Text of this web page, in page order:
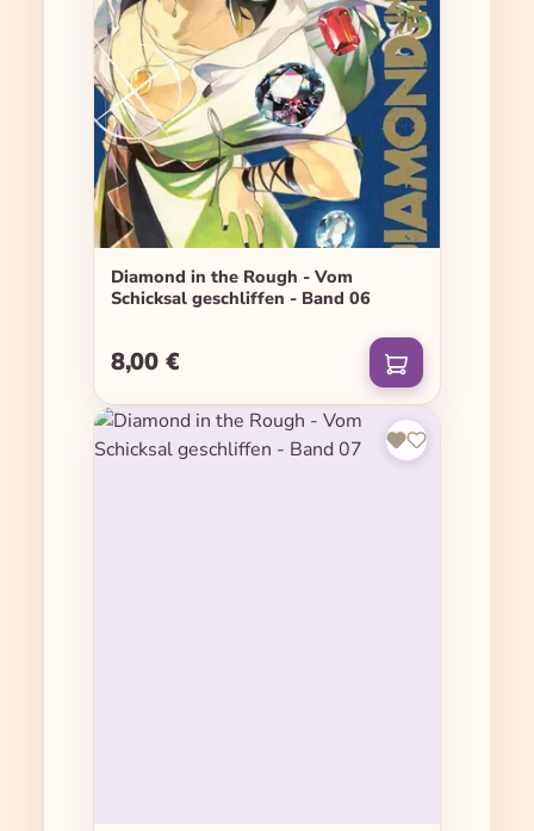
Diamond in the Rough - Vom
Schicksal geschliffen - Band 06
Regulärer Preis:
8,00 €